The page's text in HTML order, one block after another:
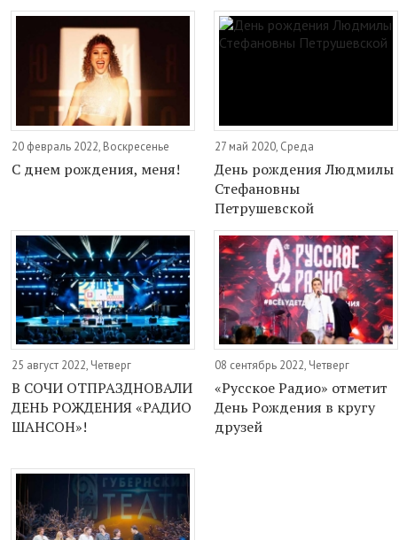
20 февраль 2022, Воскресенье
С днем рождения, меня!
27 май 2020, Среда
День рождения Людмилы
Стефановны
Петрушевской
25 август 2022, Четверг
В СОЧИ ОТПРАЗДНОВАЛИ
ДЕНЬ РОЖДЕНИЯ «РАДИО
ШАНСОН»!
08 сентябрь 2022, Четверг
«Русское Радио» отметит
День Рождения в кругу
друзей